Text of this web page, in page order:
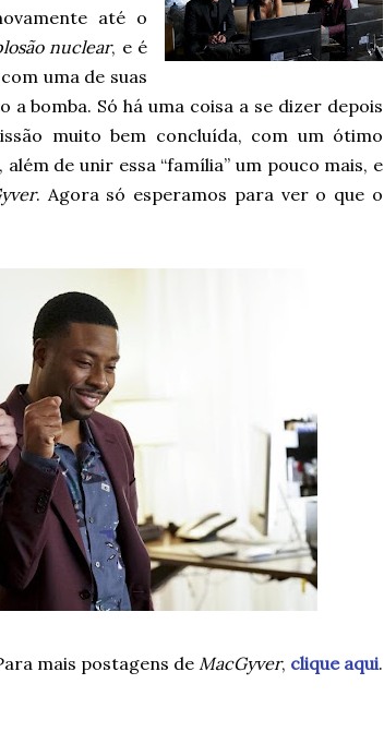
até o
nuclear, e é
uma de suas
bomba. Só há uma coisa a se dizer depois
muito bem concluída, com um ótimo
de unir essa “família” um pouco mais, e
. Agora só esperamos para ver o que o
mais postagens deMacGyver, clique aqui.